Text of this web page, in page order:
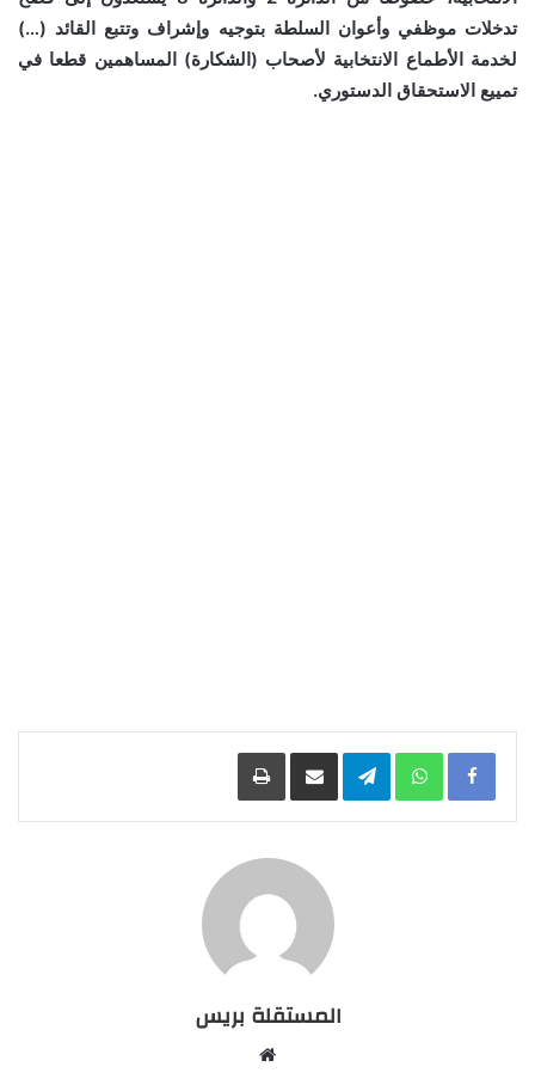
تدخلات موظفي وأعوان السلطة بتوجيه وإشراف وتتبع القائد (…)
لخدمة الأطماع الانتخابية لأصحاب (الشكارة) المساهمين قطعا في
تمييع الاستحقاق الدستوري.
Facebook
WhatsApp
Telegramمشاركة عبر البريد طباعة
المستقلة بريس